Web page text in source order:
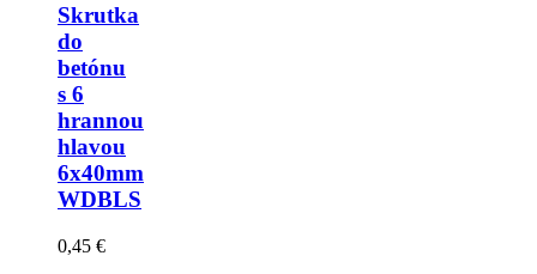
Skrutka
do
betónu
s 6
hrannou
hlavou
6x40mm
WDBLS
0,45 €